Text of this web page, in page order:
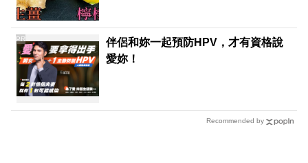
伴侶和妳一起預防HPV，才有資格說
愛妳！
PR
Recommended by